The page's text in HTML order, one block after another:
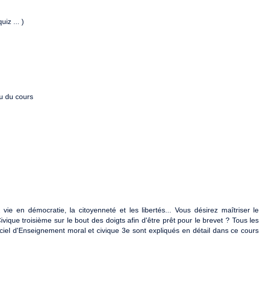
... )
et le contenu du cours
vie en démocratie, la citoyenneté et les libertés... Vous désirez maîtriser le
troisième sur le bout des doigts afin d'être prêt pour le brevet ? Tous les
d'Enseignement moral et civique 3e sont expliqués en détail dans ce cours